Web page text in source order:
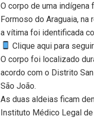
O corpo de uma
Formoso do Araguaia, na
a vítima foi identificada
Clique aqui para
O corpo foi localizado
acordo com o Distrito
São João.
As duas aldeias ficam
Instituto Médico Legal